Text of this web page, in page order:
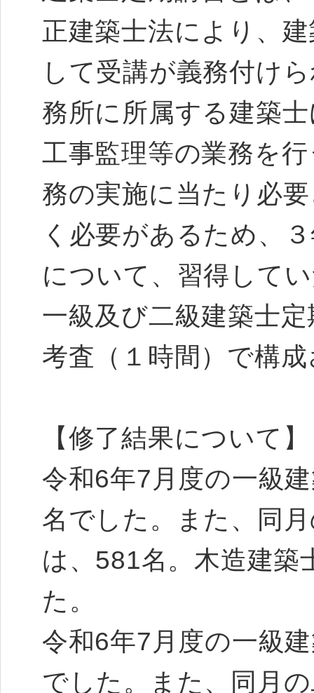
正建築士法により、
して受講が義務付け
務所に所属する建築
工事監理等の業務を
務の実施に当たり必
く必要があるため、
について、習得して
一級及び二級建築士
考査（１時間）で構
【修了結果について】
令和6年7月度の一級
名でした。また、同
は、581名。木造建築
た。
令和6年7月度の一級
でした。また、同月